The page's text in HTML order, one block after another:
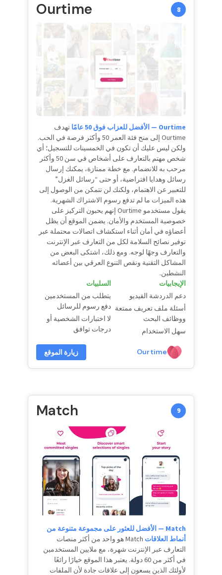
8
Ourtime
Ourtime — الأفضل للعزاب فوق 50 عامًا
تهدف
Ourtime إلى منح فئة العمر 50 وأكثر فرصة في الحب.
ولكن ليس عليك أن تكون في الخمسينات للتسجيل؛ أي
شخص مهتم بالتعارف على أشخاص في سن 50 وأكثر
مرحب به للانضمام. مع خطة ممتازة، يمكنك إرسال
رسائل وهدايا افتراضية، أو حتى “رسائل الغزل”
للتعبير عن الاهتمام، ولكنك لن تتمكن من الوصول إلى
هذه الميزات ما لم تدفع رسوم الاشتراك الشهرية.
يقول مستخدمو Ourtime إنهم يحبون التركيز على
خصوصية المستخدم والأمان. يضمن الموقع أن يظل
أعضاؤه في أمان أثناء استكشاف اتصالات محتملة عبر
توفير نصائح السلامة لكل من التعارف عبر الإنترنت
والتعارف وجهًا لوجه. ومع ذلك، اشتكى البعض من
المشاكل التقنية ونقص التنوع العرقي بين أعضائه
النشطين.
الإيجابيات
دعم الدردشة الفيديو
أسئلة ملف تعريف ممتعة
ووظائف البحث
سهل الاستخدام
السلبيات
يتطلب من المستخدمين
دفع رسوم للرسائل
لا اختبارات الشخصية أو
درجات توافق
Ourtime زيارة الموقع
9
Match
Match — الأفضل للعثور على مجموعة متنوعة من
أنماط العلاقات
Match هو واحد من أكثر منصات
التعارف عبر الإنترنت شهرة، مع ملايين المستخدمين
في أكثر من 60 دولة. يعتبر هذا الموقع خيارًا رائعًا
لأولئك الذين يسعون إلى علاقات جادة لأن الملفات